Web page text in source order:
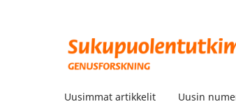
Uusimmat artikkelit Uusin